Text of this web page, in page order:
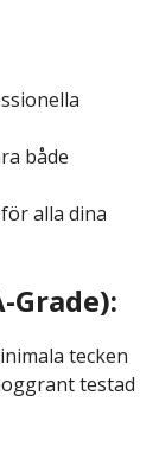
både
alla dina
tecken
testad